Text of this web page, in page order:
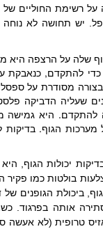
על רשימת החוליים
יש תחושה לא
שלה על הרצפה
להתקדם, כנאבקת
מסודרת על
במקומות שונים שעליה
להתקדם. היא
הגוף. בדיקות
יכולות הגוף,
בולטות כמו
ביכולת הגופנים של
אותה בפרגוד.
טרופית (לא אעשה